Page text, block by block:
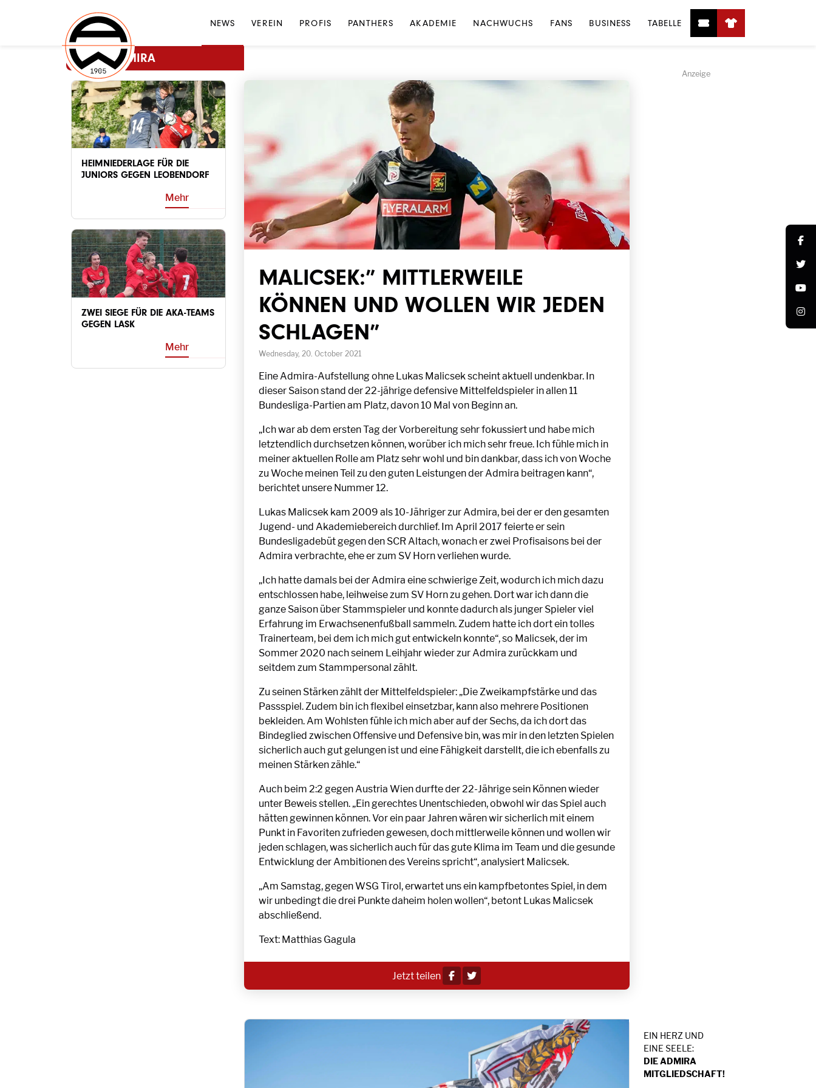
NEWS VEREIN PROFIS PANTHERS AKADEMIE NACHWUCHS FANS BUSINESS TABELLE
MEHR ADMIRA
HEIMNIEDERLAGE FÜR DIE
JUNIORS GEGEN LEOBENDORF
Mehr
ZWEI SIEGE FÜR DIE AKA-TEAMS
GEGEN LASK
Mehr
MALICSEK:” MITTLERWEILE
KÖNNEN UND WOLLEN WIR JEDEN
SCHLAGEN”
Wednesday, 20. October 2021
Eine Admira-Aufstellung ohne Lukas Malicsek scheint aktuell undenkbar. In
dieser Saison stand der 22-jährige defensive Mittelfeldspieler in allen 11
Bundesliga-Partien am Platz, davon 10 Mal von Beginn an.
„Ich war ab dem ersten Tag der Vorbereitung sehr fokussiert und habe mich
letztendlich durchsetzen können, worüber ich mich sehr freue. Ich fühle mich in
meiner aktuellen Rolle am Platz sehr wohl und bin dankbar, dass ich von Woche
zu Woche meinen Teil zu den guten Leistungen der Admira beitragen kann“,
berichtet unsere Nummer 12.
Lukas Malicsek kam 2009 als 10-Jähriger zur Admira, bei der er den gesamten
Jugend- und Akademiebereich durchlief. Im April 2017 feierte er sein
Bundesligadebüt gegen den SCR Altach, wonach er zwei Profisaisons bei der
Admira verbrachte, ehe er zum SV Horn verliehen wurde.
„Ich hatte damals bei der Admira eine schwierige Zeit, wodurch ich mich dazu
entschlossen habe, leihweise zum SV Horn zu gehen. Dort war ich dann die
ganze Saison über Stammspieler und konnte dadurch als junger Spieler viel
Erfahrung im Erwachsenenfußball sammeln. Zudem hatte ich dort ein tolles
Trainerteam, bei dem ich mich gut entwickeln konnte“, so Malicsek, der im
Sommer 2020 nach seinem Leihjahr wieder zur Admira zurückkam und
seitdem zum Stammpersonal zählt.
Zu seinen Stärken zählt der Mittelfeldspieler: „Die Zweikampfstärke und das
Passspiel. Zudem bin ich flexibel einsetzbar, kann also mehrere Positionen
bekleiden. Am Wohlsten fühle ich mich aber auf der Sechs, da ich dort das
Bindeglied zwischen Offensive und Defensive bin, was mir in den letzten Spielen
sicherlich auch gut gelungen ist und eine Fähigkeit darstellt, die ich ebenfalls zu
meinen Stärken zähle.“
Auch beim 2:2 gegen Austria Wien durfte der 22-Jährige sein Können wieder
unter Beweis stellen. „Ein gerechtes Unentschieden, obwohl wir das Spiel auch
hätten gewinnen können. Vor ein paar Jahren wären wir sicherlich mit einem
Punkt in Favoriten zufrieden gewesen, doch mittlerweile können und wollen wir
jeden schlagen, was sicherlich auch für das gute Klima im Team und die gesunde
Entwicklung der Ambitionen des Vereins spricht“, analysiert Malicsek.
„Am Samstag, gegen WSG Tirol, erwartet uns ein kampfbetontes Spiel, in dem
wir unbedingt die drei Punkte daheim holen wollen“, betont Lukas Malicsek
abschließend.
Text: Matthias Gagula
Jetzt teilen
EIN HERZ UND
EINE SEELE:
DIE ADMIRA
MITGLIEDSCHAFT!
Anzeige